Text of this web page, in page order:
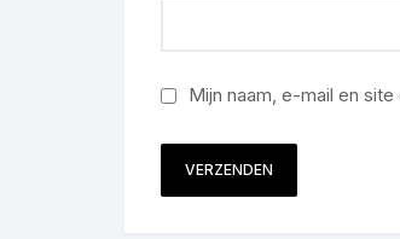
Mijn naam, e-mail en